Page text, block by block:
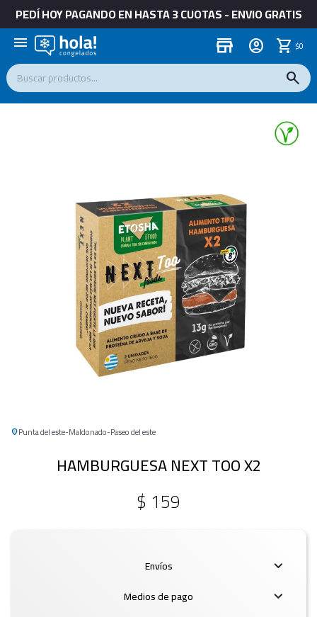
PEDÍ HOY PAGANDO EN HASTA 3 CUOTAS - ENVIO GRATIS
menu store $0
Punta del este Maldonado Paseo del este
HAMBURGUESA NEXT TOO X2
$ 159
Envíos
Medios de pago